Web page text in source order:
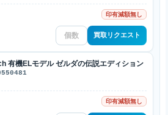
印有減額無し
買取リクエスト
有機ELモデル ゼルダの伝説エディション
印有減額無し